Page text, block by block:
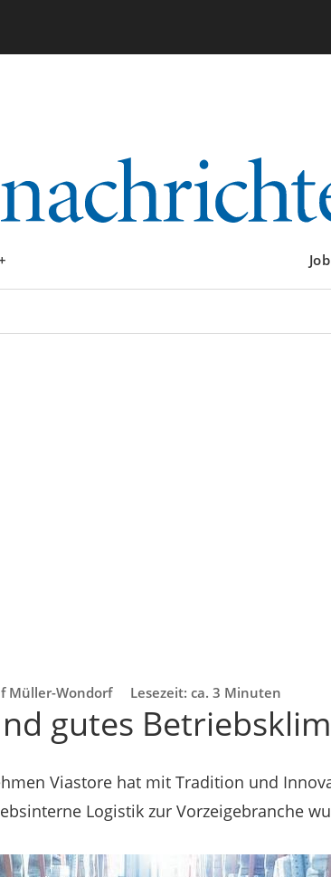
Müller-Wondorf Lesezeit: ca. 3 Minuten
gutes
Viastore hat mit Tradition und
Logistik zur Vorzeigebranche